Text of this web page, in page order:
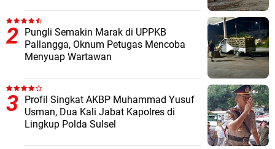
Pungli Semakin Marak di UPPKB
Pallangga, Oknum Petugas Mencoba
Menyuap Wartawan
Profil Singkat AKBP Muhammad Yusuf
Usman, Dua Kali Jabat Kapolres di
Lingkup Polda Sulsel